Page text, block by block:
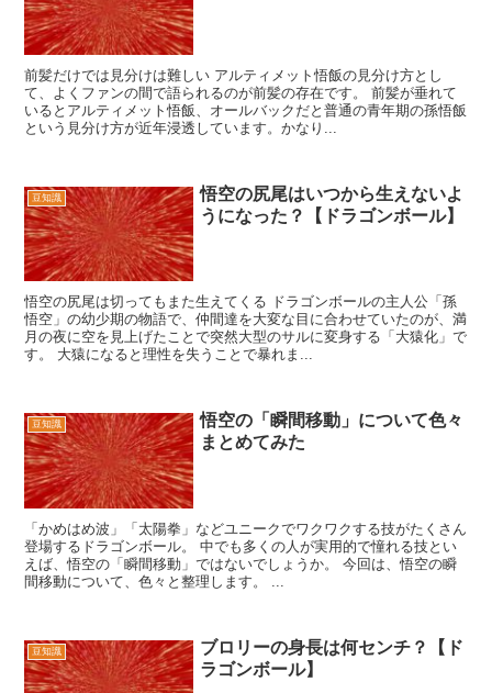
前髪だけでは見分けは難しい アルティメット悟飯の見分け方とし
て、よくファンの間で語られるのが前髪の存在です。 前髪が垂れて
いるとアルティメット悟飯、オールバックだと普通の青年期の孫悟飯
という見分け方が近年浸透しています。かなり...
豆知識
悟空の尻尾はいつから生えないよ
うになった？【ドラゴンボール】
悟空の尻尾は切ってもまた生えてくる ドラゴンボールの主人公「孫
悟空」の幼少期の物語で、仲間達を大変な目に合わせていたのが、満
月の夜に空を見上げたことで突然大型のサルに変身する「大猿化」で
す。 大猿になると理性を失うことで暴れま...
豆知識
悟空の「瞬間移動」について色々
まとめてみた
「かめはめ波」「太陽拳」などユニークでワクワクする技がたくさん
登場するドラゴンボール。 中でも多くの人が実用的で憧れる技とい
えば、悟空の「瞬間移動」ではないでしょうか。 今回は、悟空の瞬
間移動について、色々と整理します。 ...
豆知識
ブロリーの身長は何センチ？【ド
ラゴンボール】